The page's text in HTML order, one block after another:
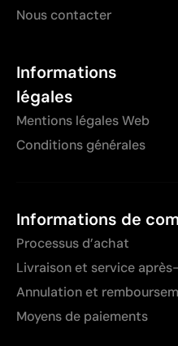
Nous contacter
Informations
légales
Mentions légales Web
Conditions générales
Informations de
Processus d’achat
Livraison et service
Annulation et
Moyens de paiements